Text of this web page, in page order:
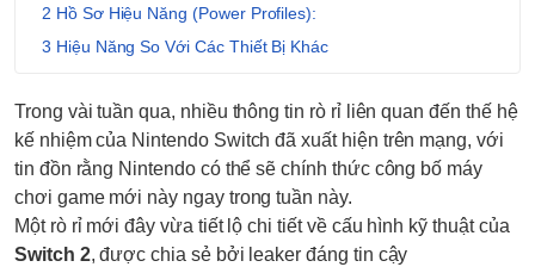
Hồ Sơ Hiệu Năng (Power Profiles):
Hiệu Năng So Với Các Thiết Bị Khác
Trong vài tuần qua, nhiều thông tin rò rỉ liên quan đến thế hệ
kế nhiệm của Nintendo Switch đã xuất hiện trên mạng, với
tin đồn rằng Nintendo có thể sẽ chính thức công bố máy
chơi game mới này ngay trong tuần này.
Một rò rỉ mới đây vừa tiết lộ chi tiết về cấu hình kỹ thuật của
Switch 2, được chia sẻ bởi leaker đáng tin cậy